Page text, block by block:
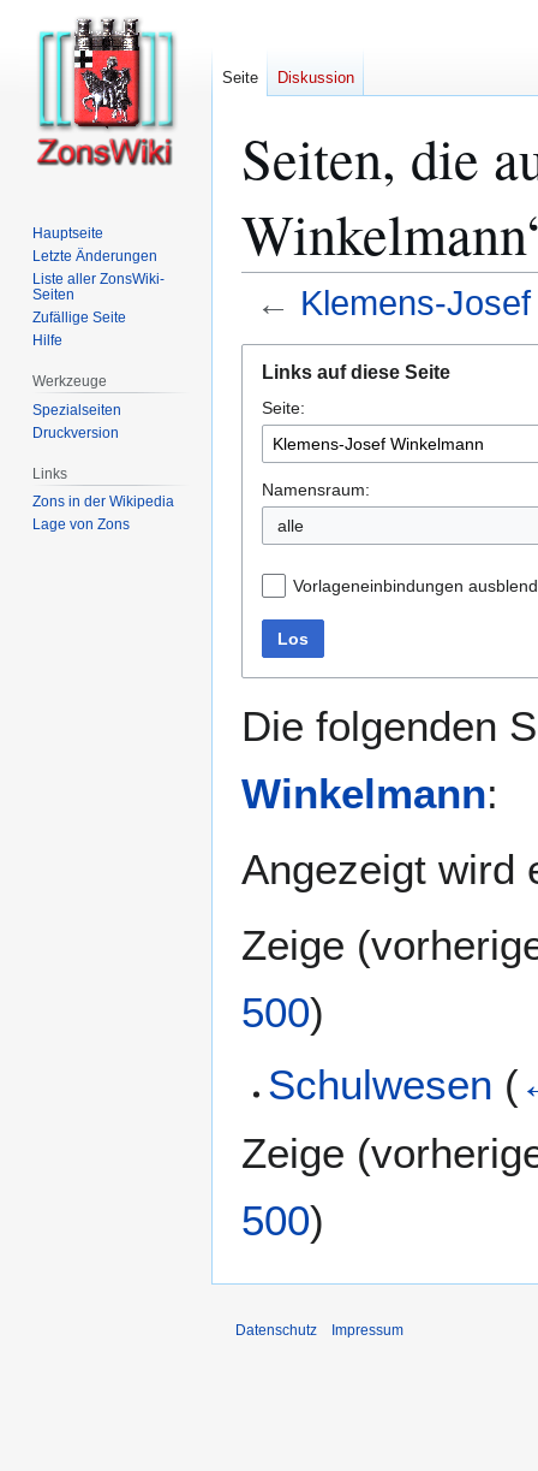
Seiten, die
← Klemens-
Navigation
springen
Suche
springen
Links auf diese Seite
Seite:
Namensraum:
alle
Vorlageneinbindungen
Los
Die folgenden
Winkelmann:
Angezeigt wird
Zeige (
500)
Schulwesen (
Zeige (
500)
Seite Diskussion
Hauptseite
Letzte Änderungen
Liste aller ZonsWiki-
Seiten
Zufällige Seite
Hilfe
Werkzeuge
Spezialseiten
Druckversion
Links
Zons in der Wikipedia
Lage von Zons
Datenschutz Impressum